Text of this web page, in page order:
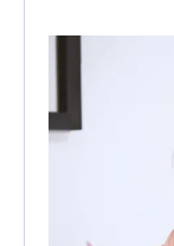
マイマイスクール
花畑校ブログ
福岡大学前営
福岡大学前営業